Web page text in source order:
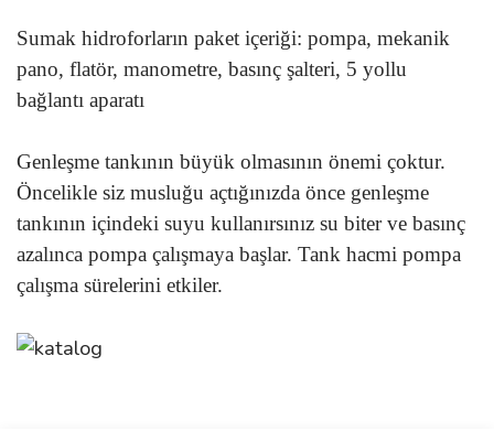
Sumak hidroforların paket içeriği: pompa, mekanik
pano, flatör, manometre, basınç şalteri, 5 yollu
bağlantı aparatı
Genleşme tankının büyük olmasının önemi çoktur.
Öncelikle siz musluğu açtığınızda önce genleşme
tankının içindeki suyu kullanırsınız su biter ve basınç
azalınca pompa çalışmaya başlar. Tank hacmi pompa
çalışma sürelerini etkiler.